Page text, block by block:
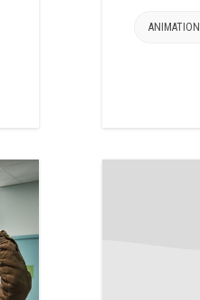
ANIMATION